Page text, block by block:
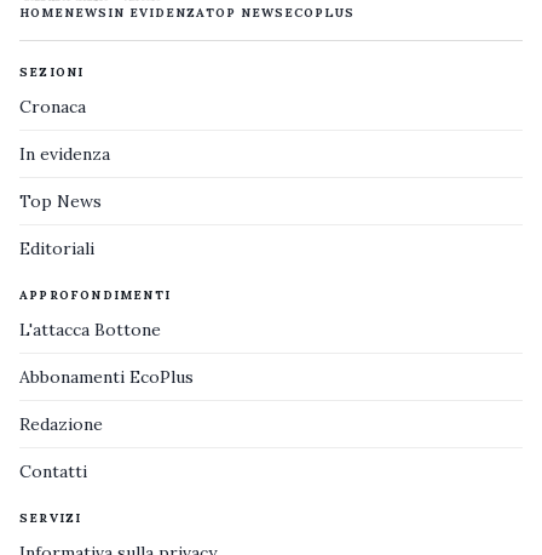
HOMENEWS IN EVIDENZATOP NEWS ECOPLUS
SEZIONI
Cronaca
In evidenza
Top News
Editoriali
APPROFONDIMENTI
L'attacca Bottone
Abbonamenti EcoPlus
Redazione
Contatti
SERVIZI